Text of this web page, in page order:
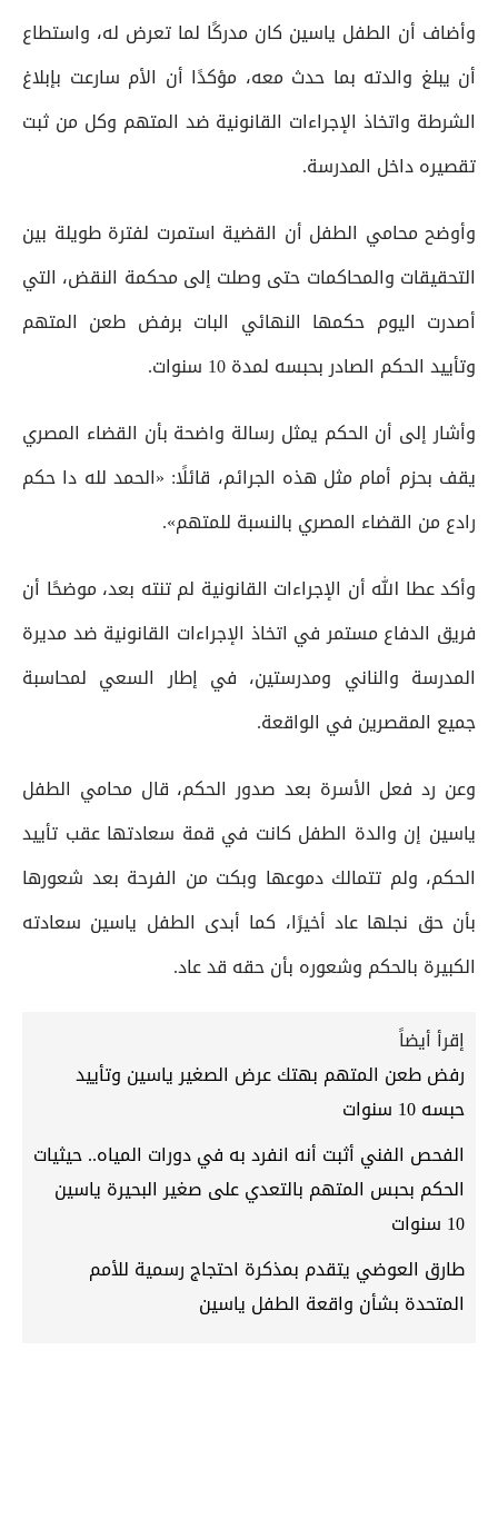
وأضاف أن الطفل ياسين كان مدركًا لما تعرض له، واستطاع
أن يبلغ والدته بما حدث معه، مؤكدًا أن الأم سارعت بإبلاغ
الشرطة واتخاذ الإجراءات القانونية ضد المتهم وكل من ثبت
تقصيره داخل المدرسة.
وأوضح محامي الطفل أن القضية استمرت لفترة طويلة بين
التحقيقات والمحاكمات حتى وصلت إلى محكمة النقض، التي
أصدرت اليوم حكمها النهائي البات برفض طعن المتهم
وتأييد الحكم الصادر بحبسه لمدة 10 سنوات.
وأشار إلى أن الحكم يمثل رسالة واضحة بأن القضاء المصري
يقف بحزم أمام مثل هذه الجرائم، قائلًا: «الحمد لله دا حكم
رادع من القضاء المصري بالنسبة للمتهم».
وأكد عطا الله أن الإجراءات القانونية لم تنته بعد، موضحًا أن
فريق الدفاع مستمر في اتخاذ الإجراءات القانونية ضد مديرة
المدرسة والناني ومدرستين، في إطار السعي لمحاسبة
جميع المقصرين في الواقعة.
وعن رد فعل الأسرة بعد صدور الحكم، قال محامي الطفل
ياسين إن والدة الطفل كانت في قمة سعادتها عقب تأييد
الحكم، ولم تتمالك دموعها وبكت من الفرحة بعد شعورها
بأن حق نجلها عاد أخيرًا، كما أبدى الطفل ياسين سعادته
الكبيرة بالحكم وشعوره بأن حقه قد عاد.
إقرأ أيضاً
رفض طعن المتهم بهتك عرض الصغير ياسين وتأييد
حبسه 10 سنوات
الفحص الفني أثبت أنه انفرد به في دورات المياه.. حيثيات
الحكم بحبس المتهم بالتعدي على صغير البحيرة ياسين
10 سنوات
طارق العوضي يتقدم بمذكرة احتجاج رسمية للأمم
المتحدة بشأن واقعة الطفل ياسين